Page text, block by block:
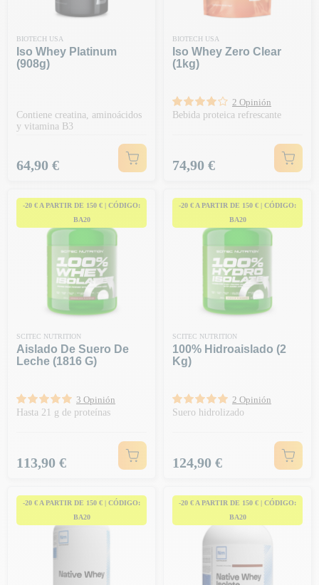
BIOTECH USA
Iso Whey Platinum
(908g)
Contiene creatina, aminoácidos
y vitamina B3
Precio
64,90 €
BIOTECH USA
Iso Whey Zero Clear
(1kg)
2 Opinión
Bebida proteica refrescante
Precio
74,90 €
-20 € A PARTIR DE 150 € | CÓDIGO:
BA20
SCITEC NUTRITION
Aislado De Suero De
Leche (1816 G)
3 Opinión
Hasta 21 g de proteínas
Precio
113,90 €
-20 € A PARTIR DE 150 € | CÓDIGO:
BA20
SCITEC NUTRITION
100% Hidroaislado (2
Kg)
2 Opinión
Suero hidrolizado
Precio
124,90 €
-20 € A PARTIR DE 150 € | CÓDIGO:
BA20
-20 € A PARTIR DE 150 € | CÓDIGO:
BA20